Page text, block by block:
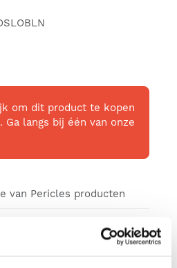
om dit product te kopen
Ga langs bij één van onze
van Pericles producten